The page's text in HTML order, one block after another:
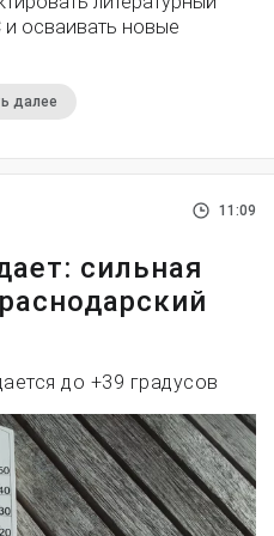
и осваивать новые
далее
11:09
сильная
до +39 градусов